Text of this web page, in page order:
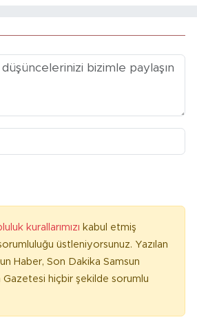
kurallarımızı kabul etmiş
üstleniyorsunuz. Yazılan
Haber, Son Dakika Samsun
Gazetesi hiçbir şekilde sorumlu